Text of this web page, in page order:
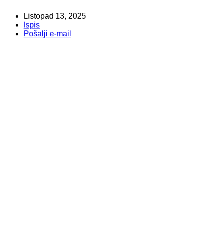
Listopad 13, 2025
Ispis
Pošalji e-mail